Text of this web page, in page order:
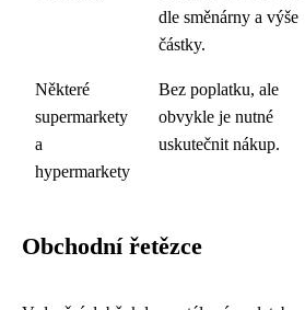
dle směnárny a výše
částky.
Některé
supermarkety
a
hypermarkety
Bez poplatku, ale
obvykle je nutné
uskutečnit nákup.
Obchodní řetězce